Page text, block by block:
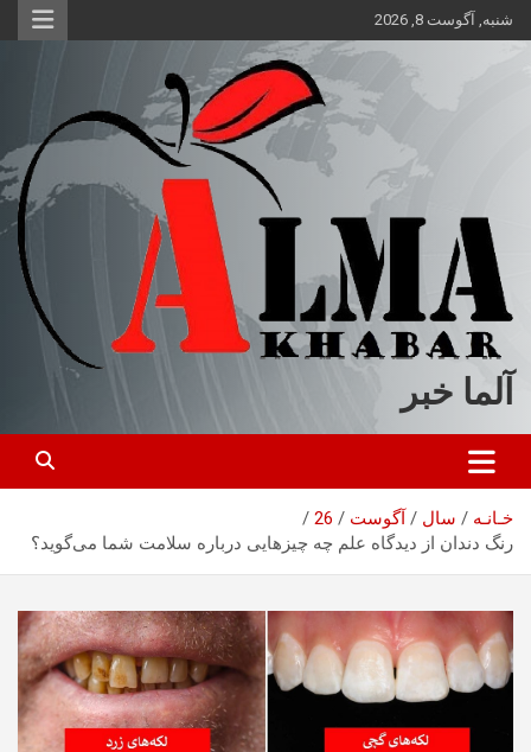
محتوا
شنبه, آگوست 8, 2026
آلما خبر
خـانـه سال آگوست
26
رنگ دندان از دیدگاه علم چه چیزهایی درباره سلامت شما می‌گوید؟